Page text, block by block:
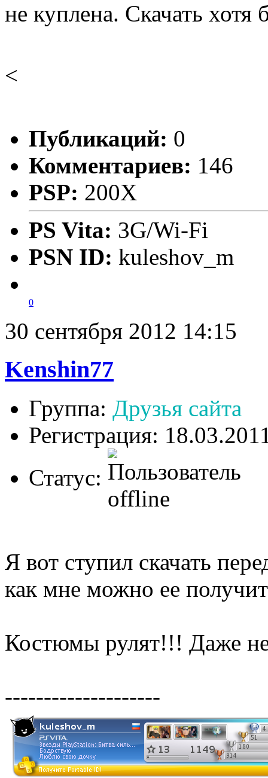
не куплена. Скачать хотя
<
Публикаций: 0
Комментариев: 146
PSP: 200X
PS Vita: 3G/Wi-Fi
PSN ID: kuleshov_m
0
30 сентября 2012 14:15
Kenshin77
Группа: Друзья сайта
Регистрация:
Статус:
Я вот ступил скачать
как мне можно ее
Костюмы рулят!!! Даже
--------------------